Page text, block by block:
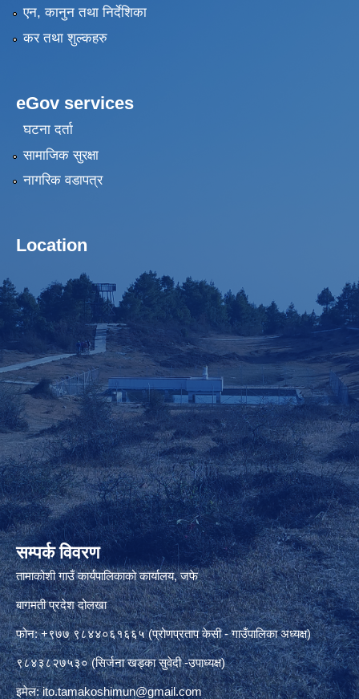
एन, कानुन तथा निर्देशिका
कर तथा शुल्कहरु
eGov services
घटना दर्ता
सामाजिक सुरक्षा
नागरिक वडापत्र
Location
सम्पर्क विवरण
तामाकोशी गाउँ कार्यपालिकाको कार्यालय, जफे
बागमती प्रदेश दोलखा
फोन: +९७७ ९८४४०६१६६५ (प्रोणप्रताप केसी - गाउँपालिका अध्यक्ष)
९८४३८२७५३० (सिर्जना खड्का सुवेदी -उपाध्यक्ष)
इमेल:ito.tamakoshimun@gmail.com